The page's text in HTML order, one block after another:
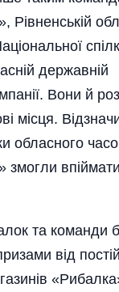
Рівненській
державній
Вони й
місця.
обласного
змогли
та команди
від